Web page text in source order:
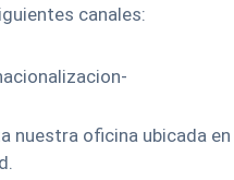
canales:
nuestra oficina ubicada en